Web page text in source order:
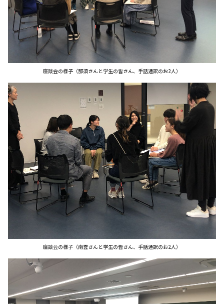
座談会の様子（那須さんと学生の皆さん、手話通訳のお2人）
座談会の様子（南雲さんと学生の皆さん、手話通訳のお2人）